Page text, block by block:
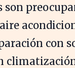
con